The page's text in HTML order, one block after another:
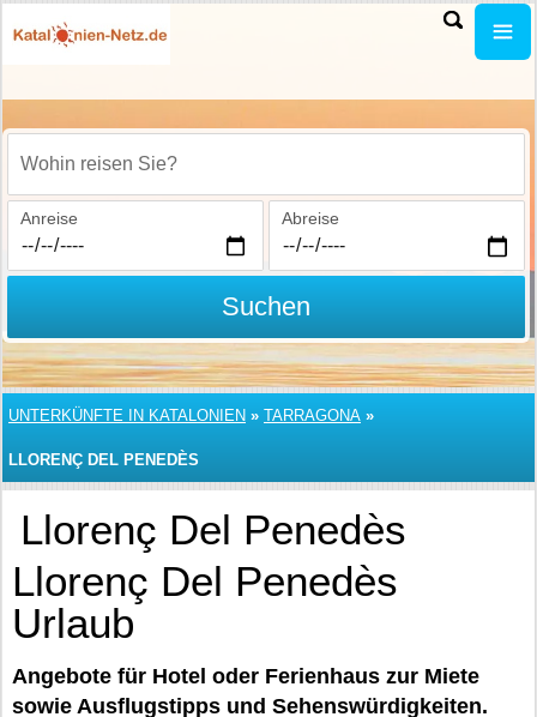
Wohin reisen Sie?
Anreise Abreise
Suchen
UNTERKÜNFTE IN KATALONIEN » TARRAGONA »
LLORENÇ DEL PENEDÈS
Llorenç Del Penedès
Llorenç Del Penedès
Urlaub
Angebote für Hotel oder Ferienhaus zur Miete
sowie Ausflugstipps und Sehenswürdigkeiten.